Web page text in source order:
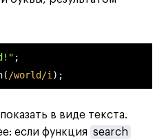
/world/i );
в виде текста.
если функция search